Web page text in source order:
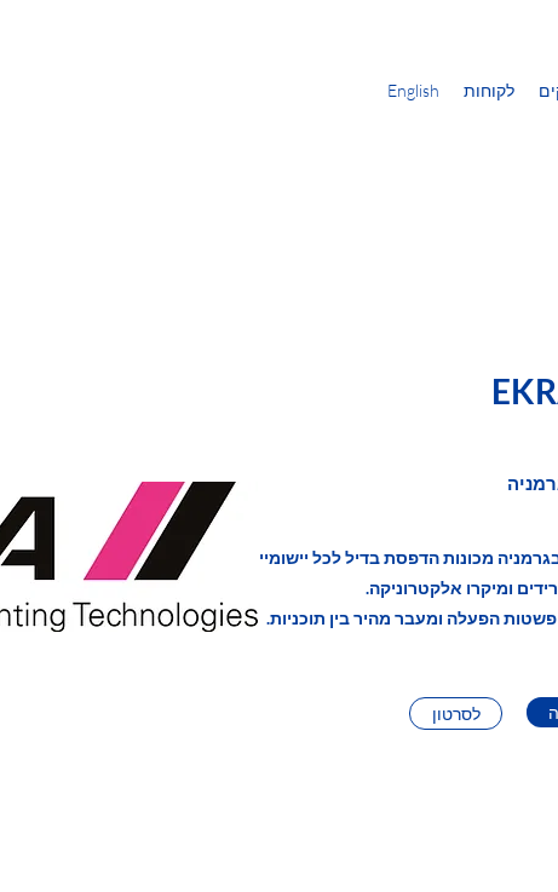
English לקוחות
מכונות הדפסת בדיל לכל יישומיי
הפעלה ומעבר מהיר בין תוכניות.
לסרטון